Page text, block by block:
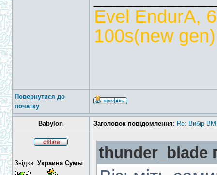
Evel EndurA,
100s(new
Повернутися до
початку
Babylon Заголовок повідомлення: Re: Вибір
Звідки: Украина Сумы
thunder_blade